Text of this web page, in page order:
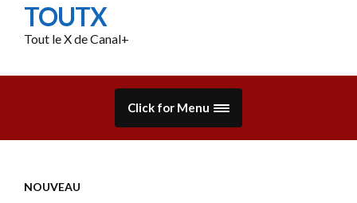
TOUTX
Tout le X de Canal+
Click for Menu
NOUVEAU